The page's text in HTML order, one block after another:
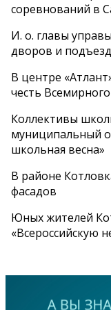
соревнований в
И. о. главы
дворов и
В центре
честь
Коллективы
муниципальный
школьная весна»
В районе
фасадов
Юных жителей
«Всероссийскую